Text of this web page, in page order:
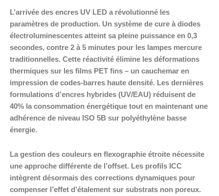
L’arrivée des encres UV LED a révolutionné les
paramètres de production. Un système de cure à diodes
électroluminescentes atteint sa pleine puissance en 0,3
secondes, contre 2 à 5 minutes pour les lampes mercure
traditionnelles. Cette réactivité élimine les déformations
thermiques sur les films PET fins – un cauchemar en
impression de codes-barres haute densité. Les dernières
formulations d’encres hybrides (UV/EAU) réduisent de
40% la consommation énergétique tout en maintenant une
adhérence de niveau ISO 5B sur polyéthylène basse
énergie.
La gestion des couleurs en flexographie étroite nécessite
une approche différente de l’offset. Les profils ICC
intègrent désormais des corrections dynamiques pour
compenser l’effet d’étalement sur substrats non poreux.